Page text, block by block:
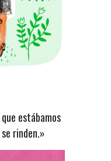
estábamos
rinden.»